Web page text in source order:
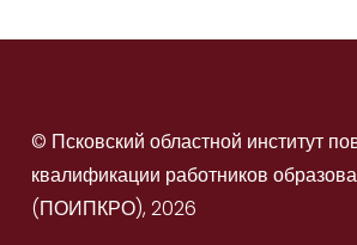
© Псковский областной институт
квалификации работников
(ПОИПКРО), 2026